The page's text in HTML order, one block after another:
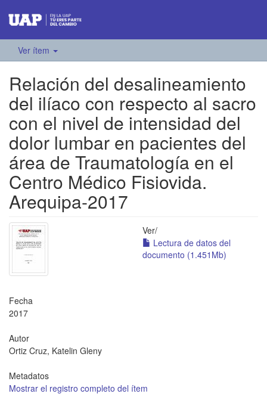
Ver ítem
Relación del desalineamiento
del ilíaco con respecto al sacro
con el nivel de intensidad del
dolor lumbar en pacientes del
área de Traumatología en el
Centro Médico Fisiovida.
Arequipa-2017
Ver/
Lectura de datos del
documento (1.451Mb)
Fecha
2017
Autor
Ortiz Cruz, Katelin Gleny
Metadatos
Mostrar el registro completo del ítem